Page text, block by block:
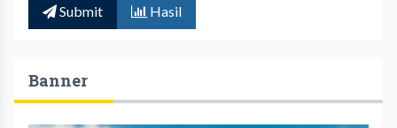
Submit Hasil
Banner